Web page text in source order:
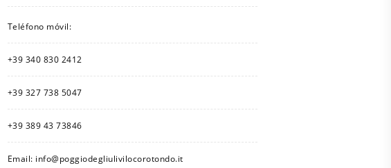
Teléfono móvil:
+39 340 830 2412
+39 327 738 5047
+39 389 43 73846
Email: info@poggiodegliulivilocorotondo.it